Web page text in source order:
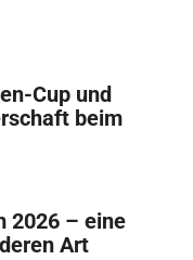
Cup und
beim
2026 – eine
Art